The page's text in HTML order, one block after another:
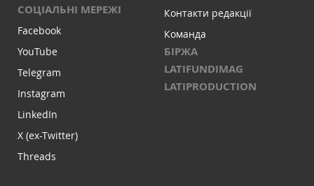
СОЦІАЛЬНІ МЕРЕЖІ
Facebook
YouTube
Telegram
Instagram
LinkedIn
X (ex-Twitter)
Threads
Контакти редакції
Команда
БІРЖА
LATIFUNDIMAG
LATIPRODUCTION